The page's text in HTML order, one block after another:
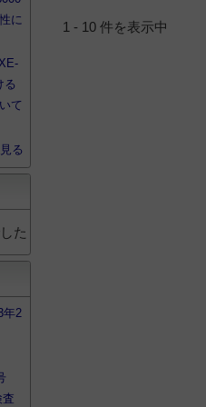
に
XE-
る
て
る
た
2
1 - 10 件を表示中